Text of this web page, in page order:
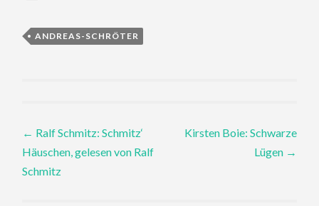
ANDREAS-SCHRÖTER
Post
navigation
← Ralf Schmitz: Schmitz‘
Häuschen, gelesen von Ralf
Schmitz
Kirsten Boie: Schwarze
Lügen →